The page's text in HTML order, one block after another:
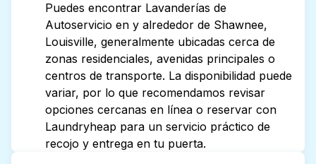
Puedes encontrar Lavanderías de
Autoservicio en y alrededor de Shawnee,
Louisville, generalmente ubicadas cerca de
zonas residenciales, avenidas principales o
centros de transporte. La disponibilidad puede
variar, por lo que recomendamos revisar
opciones cercanas en línea o reservar con
Laundryheap para un servicio práctico de
recojo y entrega en tu puerta.